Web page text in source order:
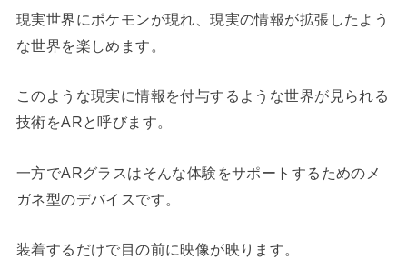
現実世界にポケモンが現れ、現実の情報が拡張したよう
な世界を楽しめます。
このような現実に情報を付与するような世界が見られる
技術をARと呼びます。
一方でARグラスはそんな体験をサポートするためのメ
ガネ型のデバイスです。
装着するだけで目の前に映像が映ります。